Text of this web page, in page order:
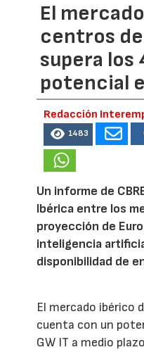
El
centros
supera los
potencial
Redacción
1483
Un informe de
Ibérica entre los
proyección de
inteligencia
disponibilidad de
El mercado ibérico
cuenta con un
GW IT a medio